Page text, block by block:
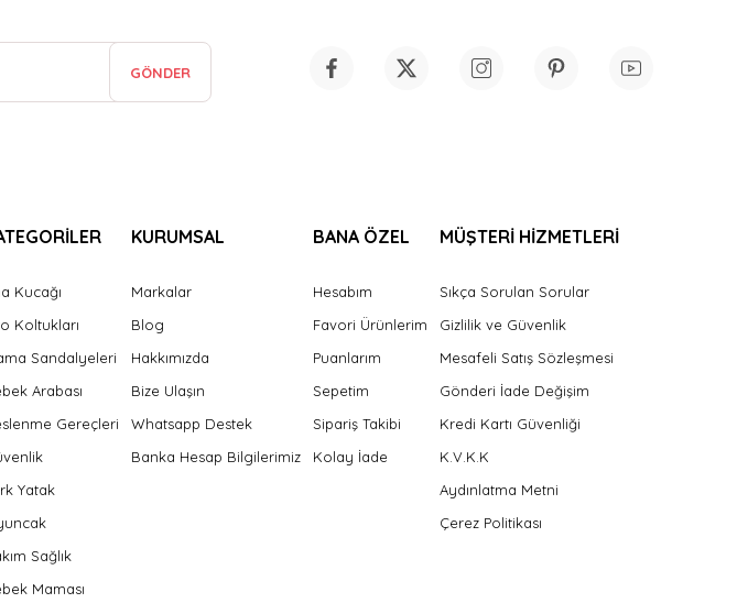
GÖNDER
Kucağı
Koltukları
Sandalyeleri
Arabası
Gereçleri
Yatak
Sağlık
Maması
KURUMSAL
Markalar
Blog
Hakkımızda
Bize Ulaşın
Whatsapp Destek
Banka Hesap Bilgilerimiz
BANA ÖZEL
Hesabım
Favori Ürünlerim
Puanlarım
Sepetim
Sipariş Takibi
Kolay İade
MÜŞTERİ HİZMETLERİ
Sıkça Sorulan Sorular
Gizlilik ve Güvenlik
Mesafeli Satış Sözleşmesi
Gönderi İade Değişim
Kredi Kartı Güvenliği
K.V.K.K
Aydınlatma Metni
Çerez Politikası